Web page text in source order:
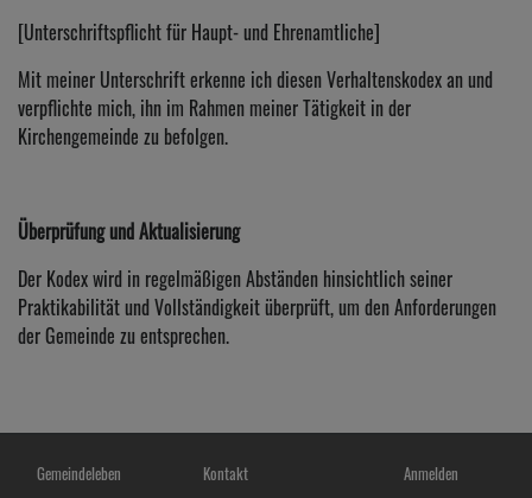
[Unterschriftspflicht für Haupt- und Ehrenamtliche]
Mit meiner Unterschrift erkenne ich diesen Verhaltenskodex an und
verpflichte mich, ihn im Rahmen meiner Tätigkeit in der
Kirchengemeinde zu befolgen.
Überprüfung und Aktualisierung
Der Kodex wird in regelmäßigen Abständen hinsichtlich seiner
Praktikabilität und Vollständigkeit überprüft, um den Anforderungen
der Gemeinde zu entsprechen.
Hauptnavigation
Gemeindeleben
Fußbereichsmenü
Kontakt
Benutzermenü
Anmelden